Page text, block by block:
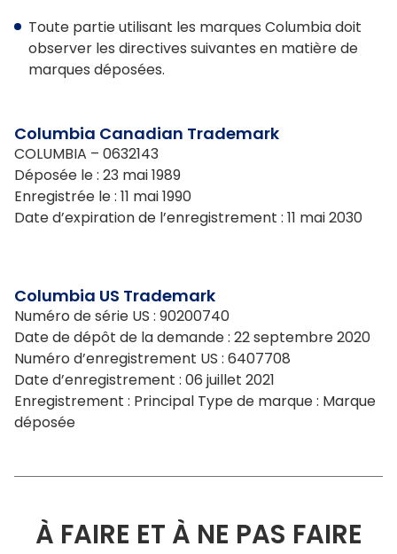
Toute partie utilisant les marques Columbia doit
observer les directives suivantes en matière de
marques déposées.
Columbia Canadian Trademark
COLUMBIA – 0632143
Déposée le : 23 mai 1989
Enregistrée le : 11 mai 1990
Date d’expiration de l’enregistrement : 11 mai 2030
Columbia US Trademark
Numéro de série US : 90200740
Date de dépôt de la demande : 22 septembre 2020
Numéro d’enregistrement US : 6407708
Date d’enregistrement : 06 juillet 2021
Enregistrement : Principal Type de marque : Marque
déposée
À FAIRE ET À NE PAS FAIRE